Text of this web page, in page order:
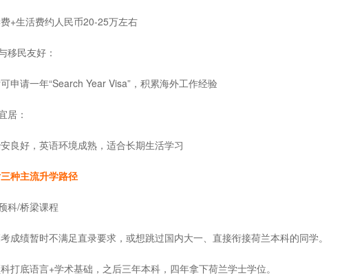
+生活费约人民币20-25万左右
移民友好：
申请一年“Search Year Visa”，积累海外工作经验
居：
良好，英语环境成熟，适合长期生活学习
种主流升学路径
科/桥梁课程
成绩暂时不满足直录要求，或想跳过国内大一、直接衔接荷兰本科的同学。
打底语言+学术基础，之后三年本科，四年拿下荷兰学士学位。